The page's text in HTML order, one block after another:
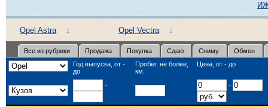
Opel Astra 1 Opel Vectra 1
Все из рубрики Продажа Покупка Сдаю Сниму
Обмен
Год выпуска, от -
до
Пробег, не более,
км.
Цена, от - до
- -